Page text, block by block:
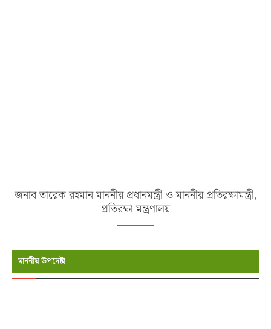
জনাব তারেক রহমান মাননীয় প্রধানমন্ত্রী ও মাননীয় প্রতিরক্ষামন্ত্রী,
প্রতিরক্ষা মন্ত্রণালয়
মাননীয় উপদেষ্টা